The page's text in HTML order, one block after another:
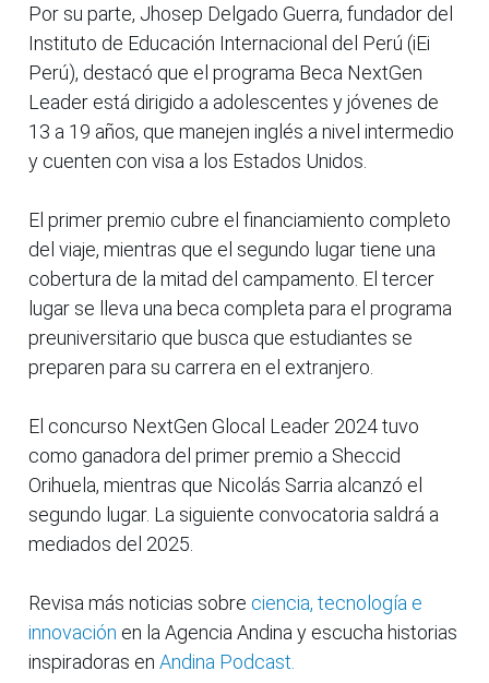
Por su parte, Jhosep Delgado Guerra, fundador del
Instituto de Educación Internacional del Perú (iEi
Perú), destacó que el programa Beca NextGen
Leader está dirigido a adolescentes y jóvenes de
13 a 19 años, que manejen inglés a nivel intermedio
y cuenten con visa a los Estados Unidos.
El primer premio cubre el financiamiento completo
del viaje, mientras que el segundo lugar tiene una
cobertura de la mitad del campamento. El tercer
lugar se lleva una beca completa para el programa
preuniversitario que busca que estudiantes se
preparen para su carrera en el extranjero.
El concurso NextGen Glocal Leader 2024 tuvo
como ganadora del primer premio a Sheccid
Orihuela, mientras que Nicolás Sarria alcanzó el
segundo lugar. La siguiente convocatoria saldrá a
mediados del 2025.
Revisa más noticias sobre ciencia, tecnología e
innovación en la Agencia Andina y escucha historias
inspiradoras en Andina Podcast.